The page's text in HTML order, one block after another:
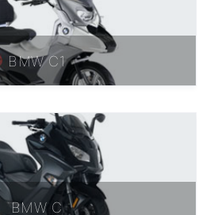
BMW C1
BMW C